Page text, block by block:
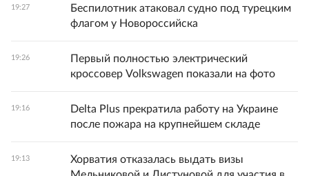
19:27
Беспилотник атаковал судно под турецким
флагом у Новороссийска
19:26
Первый полностью электрический
кроссовер Volkswagen показали на фото
19:16
Delta Plus прекратила работу на Украине
после пожара на крупнейшем складе
19:13
Хорватия отказалась выдать визы